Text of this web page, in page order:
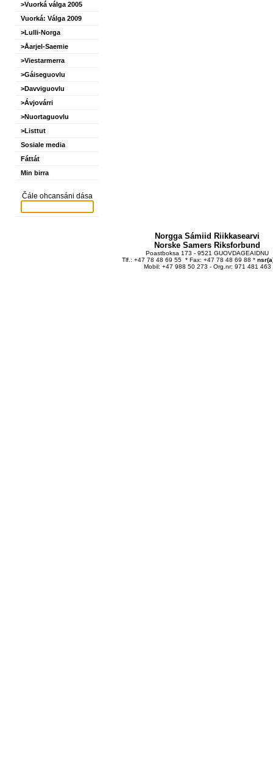
>Vuorká válga 2005
Vuorká: Válga 2009
>Lulli-Norga
>Åarjel-Saemie
>Viestarmerra
>Gáiseguovlu
>Davviguovlu
>Ávjovárri
>Nuortaguovlu
>Listtut
Sosiale media
Fáttát
Min birra
Čále ohcansáni dása
Norgga Sámiid Riikkasearvi
Norske Samers Riksforbund
Poastboksa 173 - 9521 GUOVDAGEAIDNU
Tlf.: +47 78 48 69 55 * Fax: +47 78 48 69 88 *
Mobil: +47 988 50 273 - Org.nr: 971 481 463